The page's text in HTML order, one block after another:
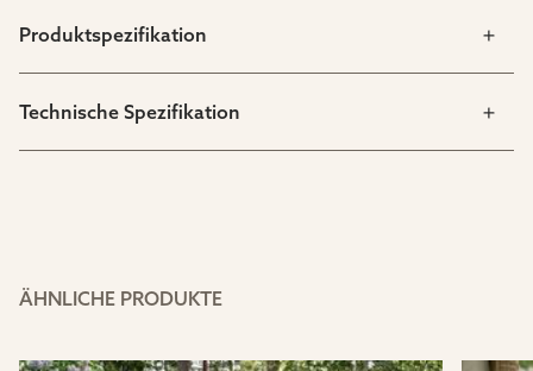
Produktspezifikation
Technische Spezifikation
ÄHNLICHE PRODUKTE